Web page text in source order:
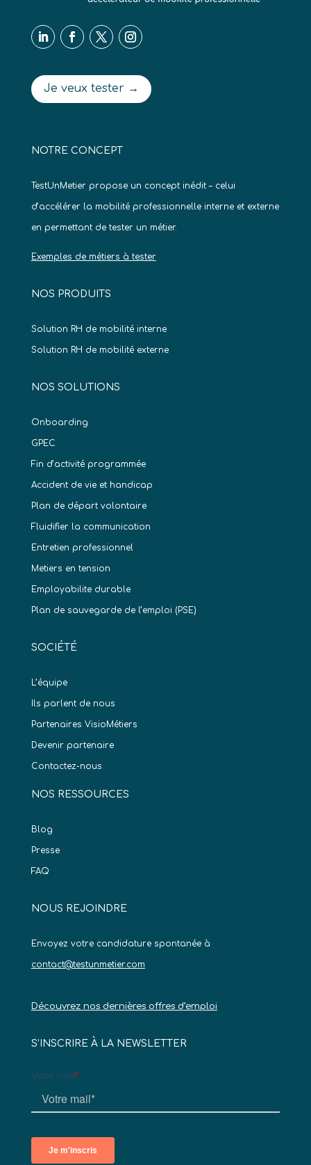
Je veux tester →
NOTRE CONCEPT
TestUnMetier propose un concept inédit – celui
d’accélérer la mobilité professionnelle interne et externe
en permettant de tester un métier.
Exemples de métiers à tester
NOS PRODUITS
Solution RH de mobilité interne
Solution RH de mobilité externe
NOS SOLUTIONS
Onboarding
GPEC
Fin d’activité programmée
Accident de vie et handicap
Plan de départ volontaire
Fluidifier la communication
Entretien professionnel
Metiers en tension
Employabilite durable
Plan de sauvegarde de l’emploi (PSE)
SOCIÉTÉ
L’équipe
Ils parlent de nous
Partenaires VisioMétiers
Devenir partenaire
Contactez-nous
NOS RESSOURCES
Blog
Presse
FAQ
NOUS REJOINDRE
Envoyez votre candidature spontanée à
contact@testunmetier.com
Découvrez nos dernières offres d’emploi
S’INSCRIRE À LA NEWSLETTER